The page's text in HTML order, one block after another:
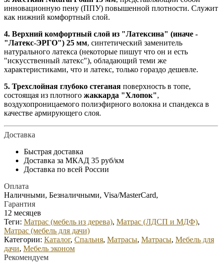
инновационную пену (ППУ) повышенной плотности. Служит
как нижний комфортный слой.
4. Верхний комфортный слой из "Латексина" (иначе -
"Латекс-ЭРГО") 25 мм, синтетический заменитель
натурального латекса (некоторые пишут что он и есть
"искусственный латекс"), обладающий теми же
характеристиками, что и латекс, только гораздо дешевле.
5. Трехслойная глубоко стеганая поверхность в топе,
состоящая из плотного жаккарда "Хлопок",
воздухопроницаемого полиэфирного волокна и спандекса в
качестве армирующего слоя.
Доставка
Быстрая доставка
Доставка за МКАД 35 руб/км
Доставка по всей России
Оплата
Наличными, Безналичными, Visa/MasterCard,
Гарантия
12 месяцев
Теги: Матрас (мебель из дерева), Матрас (ЛДСП и МДФ),
Матрас (мебель для дачи)
Категории: Каталог, Спальня, Матрасы, Матрасы, Мебель для
дачи, Мебель эконом
Рекомендуем